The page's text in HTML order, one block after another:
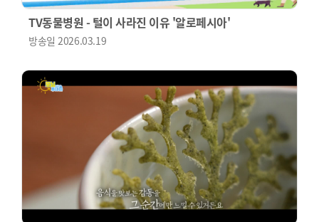
TV동물병원 - 털이 사라진 이유 '알로페시아'
방송일2026.03.19